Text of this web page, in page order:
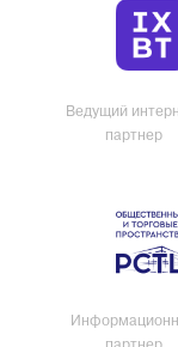
Ведущий
партнер